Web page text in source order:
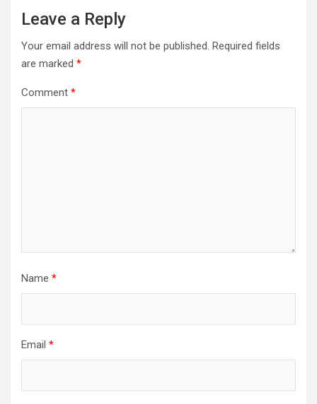
Leave a Reply
Your email address will not be published. Required fields
are marked *
Comment *
Name *
Email *